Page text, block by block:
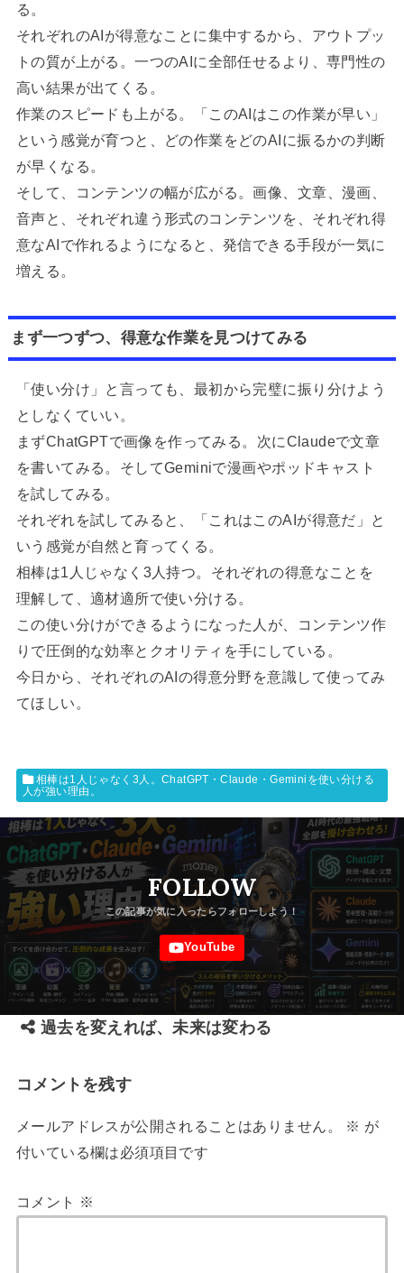
る。
それぞれのAIが得意なことに集中するから、アウトプッ
トの質が上がる。一つのAIに全部任せるより、専門性の
高い結果が出てくる。
作業のスピードも上がる。「このAIはこの作業が早い」
という感覚が育つと、どの作業をどのAIに振るかの判断
が早くなる。
そして、コンテンツの幅が広がる。画像、文章、漫画、
音声と、それぞれ違う形式のコンテンツを、それぞれ得
意なAIで作れるようになると、発信できる手段が一気に
増える。
まず一つずつ、得意な作業を見つけてみる
「使い分け」と言っても、最初から完璧に振り分けよう
としなくていい。
まずChatGPTで画像を作ってみる。次にClaudeで文章
を書いてみる。そしてGeminiで漫画やポッドキャスト
を試してみる。
それぞれを試してみると、「これはこのAIが得意だ」と
いう感覚が自然と育ってくる。
相棒は1人じゃなく3人持つ。それぞれの得意なことを
理解して、適材適所で使い分ける。
この使い分けができるようになった人が、コンテンツ作
りで圧倒的な効率とクオリティを手にしている。
今日から、それぞれのAIの得意分野を意識して使ってみ
てほしい。
相棒は1人じゃなく3人。ChatGPT・Claude・Geminiを使い分ける
人が強い理由。
FOLLOW
過去を変えれば、未来は変わる
コメントを残す
メールアドレスが公開されることはありません。 ※ が
付いている欄は必須項目です
コメント ※